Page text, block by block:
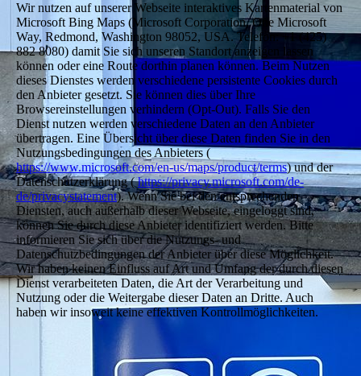
Wir nutzen auf unserer Webseite interaktives Kartenmaterial von
Microsoft Bing Maps (Microsoft Corporation, One Microsoft
Way, Redmond, Washington 98052, USA. Telefon: +1 (425)
882 8080) damit Sie sich unseren Standort anzeigen lassen
können oder eine Route dorthin planen können. Beim Nutzen
dieses Dienstes werden verschiedene persistente Cookies durch
den Anbieter gesetzt. Sie können dies über Ihre
Browsereinstellungen verhindern (Opt-Out). Falls Sie den
Dienst nutzen werden verschiedene Daten an den Anbieter
übertragen. Eine Übersicht über diese Daten finden Sie in den
Nutzungsbedingungen des Anbieters (
https://www.microsoft.com/en-us/maps/product/terms) und der
Datenschutzerklärung (https://privacy.microsoft.com/de-
de/privacystatement). Wenn Sie bei den entsprechenden
Diensten, auch außerhalb dieser Webseite, eingeloggt sind,
können Sie durch diese Anbieter identifiziert werden. Bitte
informieren Sie sich über die Nutzungs- und
Datenschutzbedingungen der Anbieter über diese Möglichkeit.
Wir haben keinen Einfluss auf Art und Umfang der durch diesen
Dienst verarbeiteten Daten, die Art der Verarbeitung und
Nutzung oder die Weitergabe dieser Daten an Dritte. Auch
haben wir insoweit keine effektiven Kontrollmöglichkeiten.